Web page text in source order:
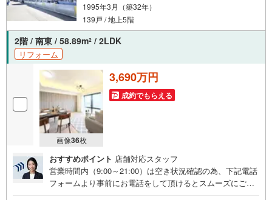
1995年3月（築32年）
139戸 / 地上5階
2階 / 南東 / 58.89m2 / 2LDK
リフォーム
画像36枚
3,690万円
成約でもらえる
おすすめポイント 店舗対応スタッフ
営業時間内（9:00～21:00）は空き状況確認の為、下記電話
フォームより事前にお電話をして頂けるとスムーズにご案